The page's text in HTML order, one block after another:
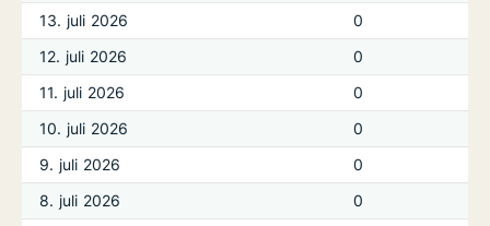
13. juli 2026
0
12. juli 2026
0
11. juli 2026
0
10. juli 2026
0
9. juli 2026
0
8. juli 2026
0